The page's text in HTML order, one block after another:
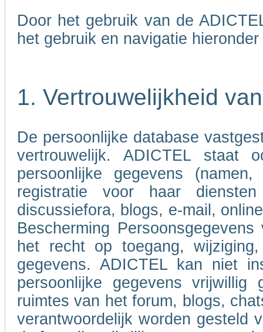
Door het gebruik van de
het gebruik en navigatie
1. Vertrouwelijkheid
De persoonlijke database
vertrouwelijk. ADICTEL staat
persoonlijke gegevens
registratie voor haar
discussiefora, blogs, e-mail,
Bescherming
het recht op toegang,
gegevens. ADICTEL kan niet
persoonlijke gegevens
ruimtes van het forum, blogs,
verantwoordelijk worden gesteld